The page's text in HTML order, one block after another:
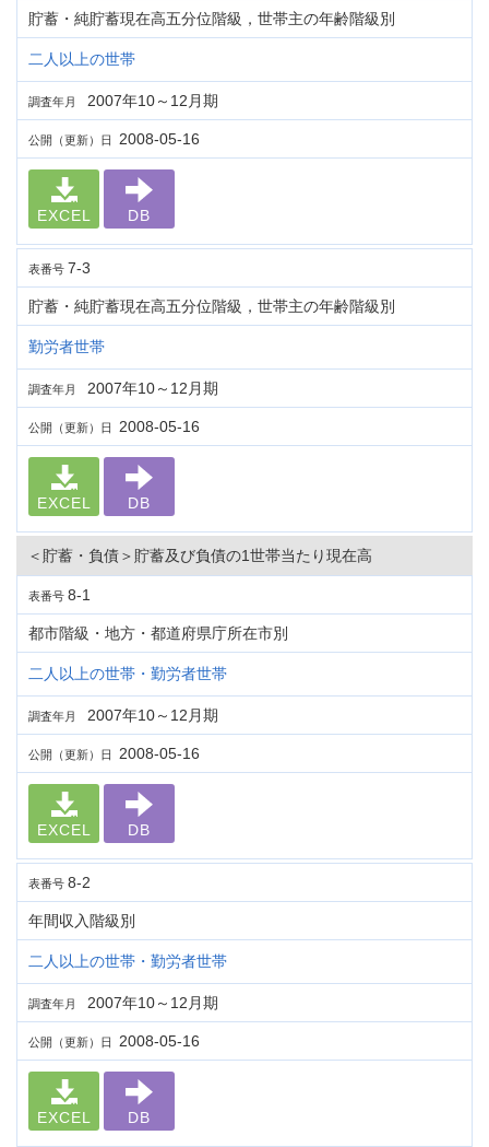
貯蓄・純貯蓄現在高五分位階級，世帯主の年齢階級別
二人以上の世帯
調査年月 2007年10～12月期
公開（更新）日 2008-05-16
EXCEL DB
表番号 7-3
貯蓄・純貯蓄現在高五分位階級，世帯主の年齢階級別
勤労者世帯
調査年月 2007年10～12月期
公開（更新）日 2008-05-16
EXCEL DB
＜貯蓄・負債＞貯蓄及び負債の1世帯当たり現在高
表番号 8-1
都市階級・地方・都道府県庁所在市別
二人以上の世帯・勤労者世帯
調査年月 2007年10～12月期
公開（更新）日 2008-05-16
EXCEL DB
表番号 8-2
年間収入階級別
二人以上の世帯・勤労者世帯
調査年月 2007年10～12月期
公開（更新）日 2008-05-16
EXCEL DB